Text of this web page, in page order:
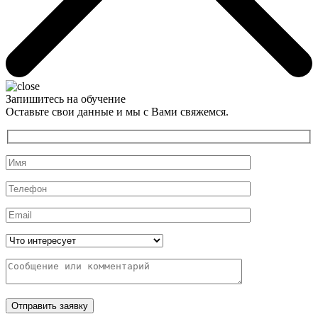
Запишитесь на обучение
Оставьте свои данные и мы с Вами свяжемся.